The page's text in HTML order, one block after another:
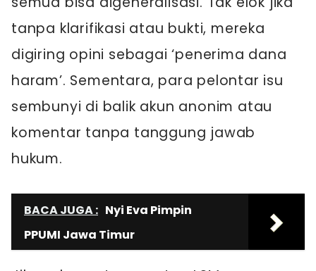
tanpa klarifikasi atau bukti, mereka
digiring opini sebagai ‘penerima dana
haram’. Sementara, para pelontar isu
sembunyi di balik akun anonim atau
komentar tanpa tanggung jawab
hukum.
BACA JUGA : Nyi Eva Pimpin
PPUMI Jawa Timur